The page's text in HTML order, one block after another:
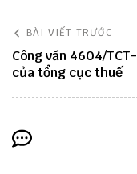
BÀI VIẾT TRƯỚC
Công văn 4604/
của tổng cục thuế